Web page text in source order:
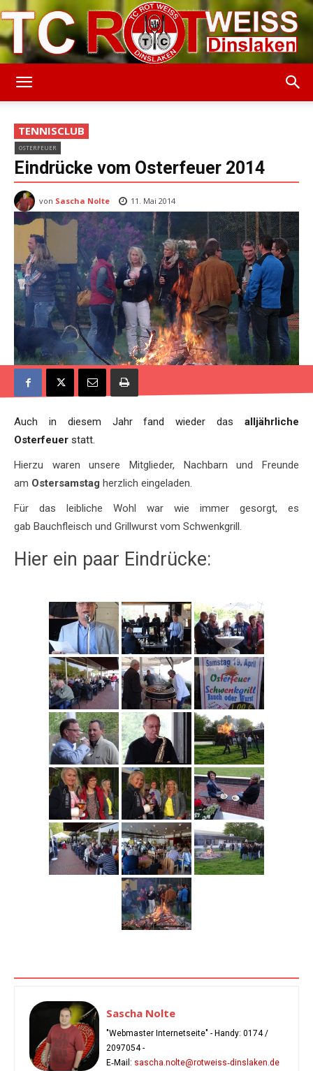
Weiss
Dinslaken
TENNISCLUB
OSTERFEUER
Eindrücke vom Osterfeuer 2014
von Sascha Nolte 11. Mai 2014
Auch in diesem Jahr fand wieder das alljährliche
Osterfeuer statt.
Hierzu waren unsere Mitglieder, Nachbarn und Freunde
am Ostersamstag herzlich eingeladen.
Für das leibliche Wohl war wie immer gesorgt, es
gab Bauchfleisch und Grillwurst vom Schwenkgrill.
Hier ein paar Eindrücke:
Sascha Nolte
"Webmaster Internetseite" - Handy: 0174 /
2097054-
E‑Mail: sascha.nolte@rotweiss‑dinslaken.de